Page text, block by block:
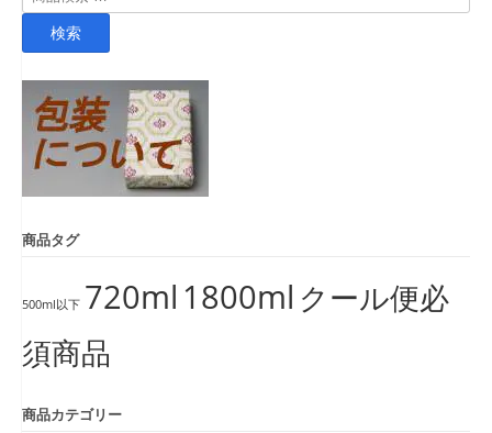
索
検索
商品タグ
500ml以下 720ml 1800ml クール便必
須商品
商品カテゴリー